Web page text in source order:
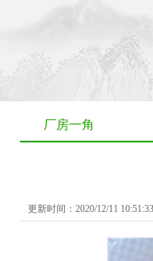
厂房一角
更新时间：2020/12/11